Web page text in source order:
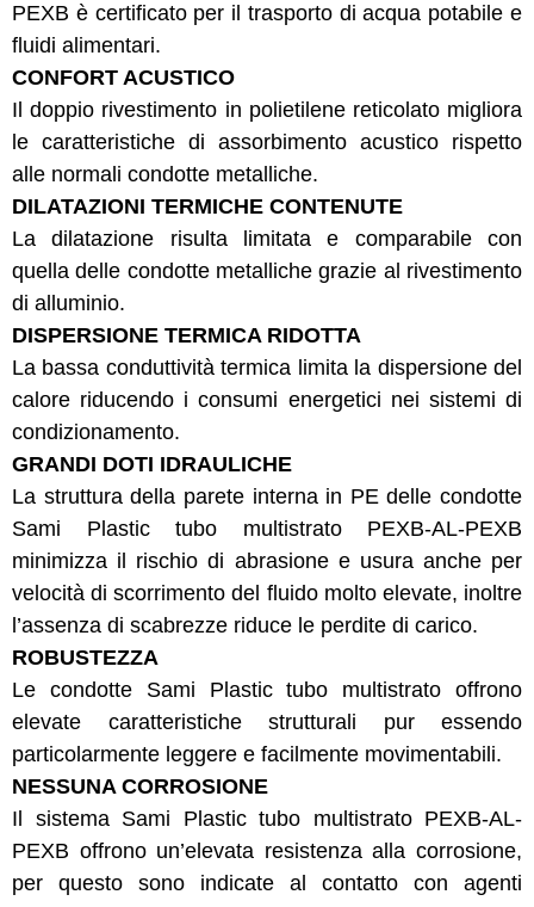
PEXB è certificato per il trasporto di acqua potabile e
fluidi alimentari.
CONFORT ACUSTICO
Il doppio rivestimento in polietilene reticolato migliora
le caratteristiche di assorbimento acustico rispetto
alle normali condotte metalliche.
DILATAZIONI TERMICHE CONTENUTE
La dilatazione risulta limitata e comparabile con
quella delle condotte metalliche grazie al rivestimento
di alluminio.
DISPERSIONE TERMICA RIDOTTA
La bassa conduttività termica limita la dispersione del
calore riducendo i consumi energetici nei sistemi di
condizionamento.
GRANDI DOTI IDRAULICHE
La struttura della parete interna in PE delle condotte
Sami Plastic tubo multistrato PEXB-AL-PEXB
minimizza il rischio di abrasione e usura anche per
velocità di scorrimento del fluido molto elevate, inoltre
l’assenza di scabrezze riduce le perdite di carico.
ROBUSTEZZA
Le condotte Sami Plastic tubo multistrato offrono
elevate caratteristiche strutturali pur essendo
particolarmente leggere e facilmente movimentabili.
NESSUNA CORROSIONE
Il sistema Sami Plastic tubo multistrato PEXB-AL-
PEXB offrono un’elevata resistenza alla corrosione,
per questo sono indicate al contatto con agenti